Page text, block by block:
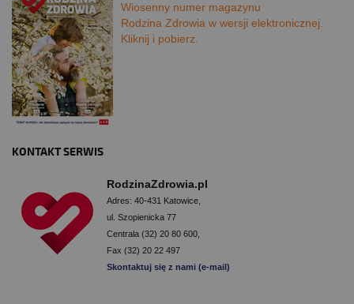
Wiosenny numer magazynu
Rodzina Zdrowia w wersji elektronicznej.
Kliknij i pobierz.
KONTAKT SERWIS
RodzinaZdrowia.pl
Adres: 40-431 Katowice,
ul. Szopienicka 77
Centrala (32) 20 80 600,
Fax (32) 20 22 497
Skontaktuj się z nami (e-mail)